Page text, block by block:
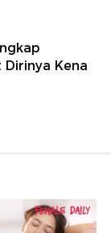
Dirinya Kena